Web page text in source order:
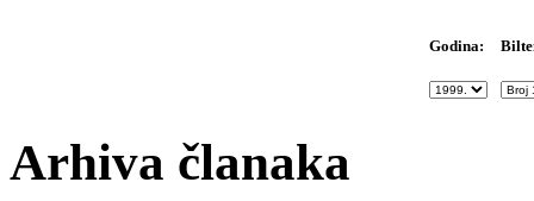
Godina:
Arhiva članaka